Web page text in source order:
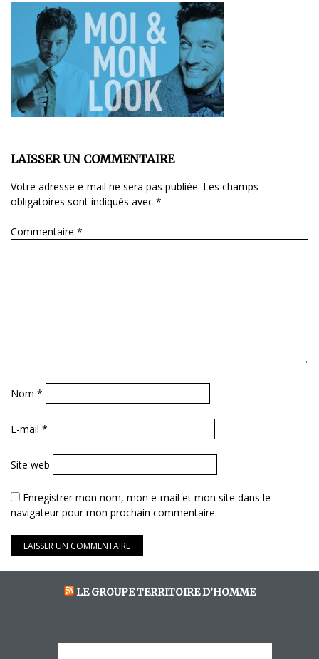
LAISSER UN COMMENTAIRE
Votre adresse e-mail ne sera pas publiée. Les champs
obligatoires sont indiqués avec *
Commentaire *
Nom *
E-mail *
Site web
Enregistrer mon nom, mon e-mail et mon site dans le
navigateur pour mon prochain commentaire.
LE GROUPE TERRITOIRE D’HOMME